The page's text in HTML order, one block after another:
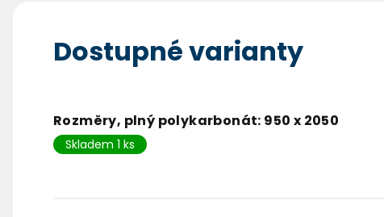
Dostupné varianty
Rozměry, plný polykarbonát: 950 x 2050
Skladem 1 ks